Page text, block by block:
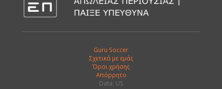
Guru Soccer
Σχετικά με εμάς
Όροι χρήσης
Απόρρητο
Data: US